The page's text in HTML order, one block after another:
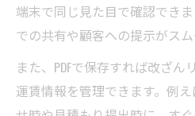
端末で同じ見た目で確認でき
での共有や顧客への提示がスム
また、PDFで保存すれば改ざ
運賃情報を管理できます。例